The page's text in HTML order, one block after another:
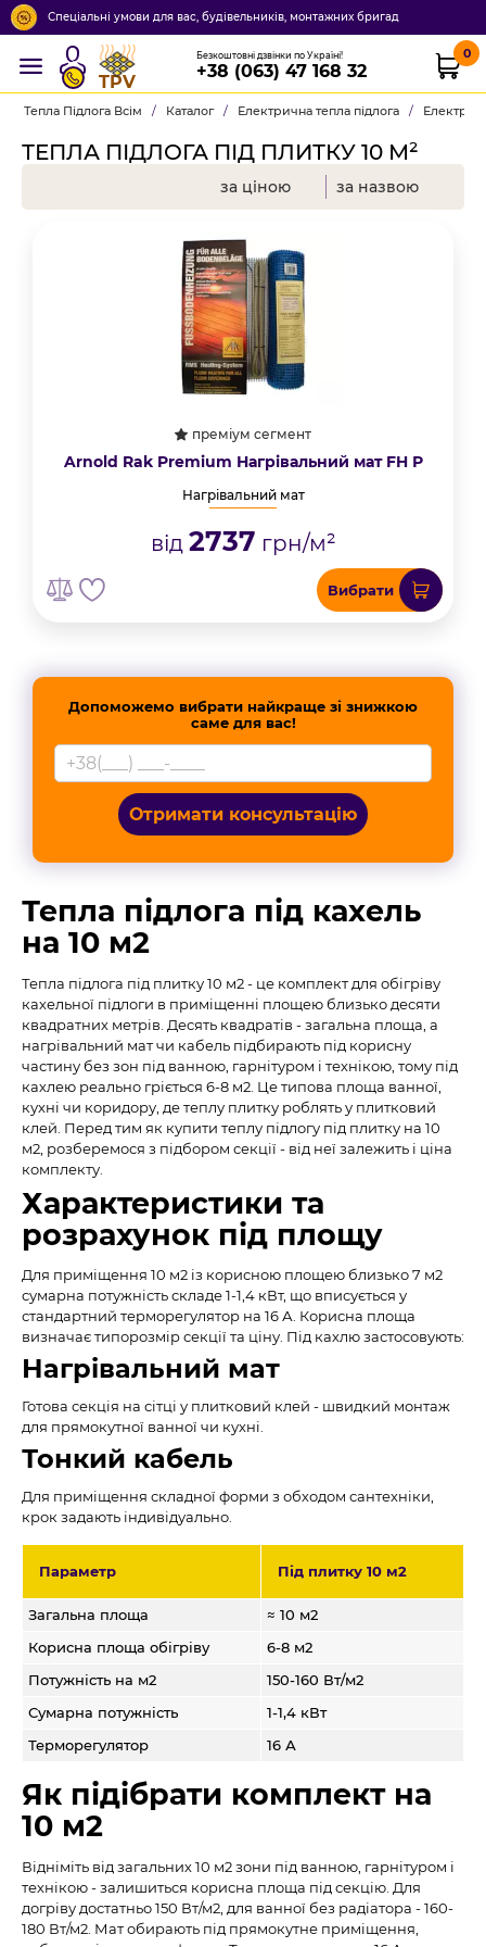
Спеціальні умови для вас, будівельників, монтажних бригад
TPV
Безкоштовні дзвінки по Україні!
+38 (063) 47 168 32
0
Тепла Підлога Всім / Каталог / Електрична тепла підлога /
ТЕПЛА ПІДЛОГА ПІД ПЛИТКУ 10 М²
за ціною за назвою
преміум сегмент
Arnold Rak Premium Нагрівальний мат FH Р
Нагрівальний мат
від 2737 грн/м²
Вибрати
Допоможемо вибрати найкраще зі знижкою
саме для вас!
Отримати консультацію
Тепла підлога під кахель
на 10 м2
Тепла підлога під плитку 10 м2 - це комплект для обігріву
кахельної підлоги в приміщенні площею близько десяти
квадратних метрів. Десять квадратів - загальна площа, а
нагрівальний мат чи кабель підбирають під корисну
частину без зон під ванною, гарнітуром і технікою, тому під
кахлею реально гріється 6-8 м2. Це типова площа ванної,
кухні чи коридору, де теплу плитку роблять у плитковий
клей. Перед тим як купити теплу підлогу під плитку на 10
м2, розберемося з підбором секції - від неї залежить і ціна
комплекту.
Характеристики та
розрахунок під площу
Для приміщення 10 м2 із корисною площею близько 7 м2
сумарна потужність складе 1-1,4 кВт, що вписується у
стандартний терморегулятор на 16 А. Корисна площа
визначає типорозмір секції та ціну. Під кахлю застосовують:
Нагрівальний мат
Готова секція на сітці у плитковий клей - швидкий монтаж
для прямокутної ванної чи кухні.
Тонкий кабель
Для приміщення складної форми з обходом сантехніки,
крок задають індивідуально.
Параметр Під плитку 10 м2
Загальна площа
≈ 10 м2
Корисна площа обігріву
6-8 м2
Потужність на м2
150-160 Вт/м2
Сумарна потужність
1-1,4 кВт
Терморегулятор
16 А
Як підібрати комплект на
10 м2
Відніміть від загальних 10 м2 зони під ванною, гарнітуром і
технікою - залишиться корисна площа під секцію. Для
догріву достатньо 150 Вт/м2, для ванної без радіатора - 160-
180 Вт/м2. Мат обирають під прямокутне приміщення,